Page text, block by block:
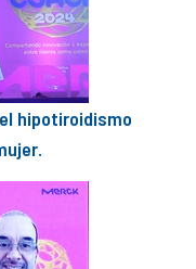
hipotiroidismo